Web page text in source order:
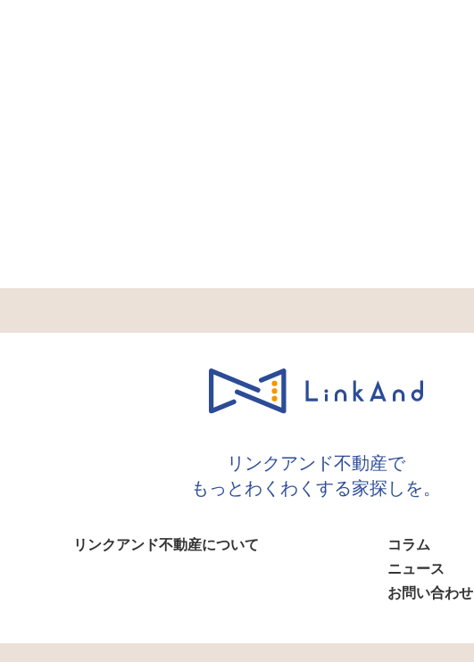
リンクアンド不動産で
もっとわくわくする家探しを。
リンクアンド不動産について
コラム
ニュース
お問い合わせ